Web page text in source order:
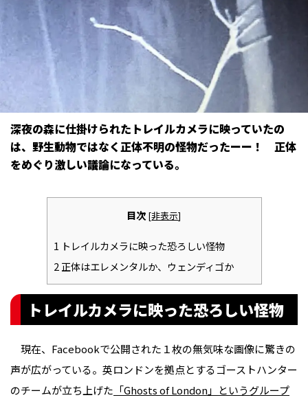
深夜の森に仕掛けられたトレイルカメラに映っていたの
は、野生動物ではなく正体不明の怪物だったーー！ 正体
をめぐり激しい議論になっている。
目次 [非表示]
1 トレイルカメラに映った恐ろしい怪物
2正体はエレメンタルか、ウェンディゴか
トレイルカメラに映った恐ろしい怪物
現在、Facebookで公開された１枚の無気味な画像に驚きの
声が広がっている。英ロンドンを拠点とするゴーストハンター
のチームが立ち上げた 「Ghosts of London」というグループ